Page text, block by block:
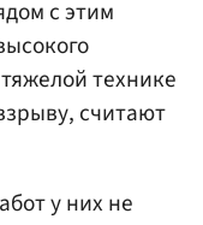
с этим
технике
считают
у них не